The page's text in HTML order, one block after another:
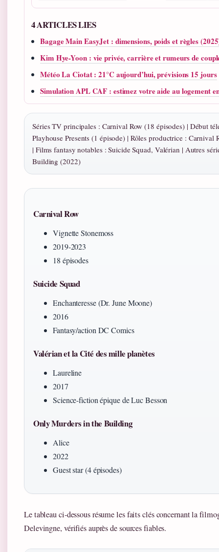
4 ARTICLES LIES
Bagage Main EasyJet : dimensions, poids et règles
Kim Hye-Yoon : vie privée, carrière et rumeurs de
Météo La Ciotat : 21°C aujourd’hui, prévisions 15 jours
Simulation APL CAF : estimez votre aide au logement
Séries TV principales : Carnival Row (18 épisodes) | Début
Playhouse Presents (1 épisode) | Rôles productrice : Carnival
| Films fantasy notables : Suicide Squad, Valérian | Autres
Building (2022)
Carnival Row
Vignette Stonemoss
2019-2023
18 épisodes
Suicide Squad
Enchanteresse (Dr. June Moone)
2016
Fantasy/action DC Comics
Valérian et la Cité des mille planètes
Laureline
2017
Science-fiction épique de Luc Besson
Only Murders in the Building
Alice
2022
Guest star (4 épisodes)
Le tableau ci-dessous résume les faits clés concernant la
Delevingne, vérifiés auprès de sources fiables.